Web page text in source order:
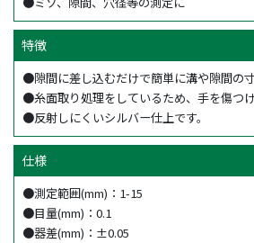
特徴
●隙間に差し込むだけで簡単に溝や隙間の寸
●糸面取り処理をしているため、手を傷つけ
●反射しにくいシルバー仕上です。
仕様
●測定範囲(mm)：1-15
●目量(mm)：0.1
●器差(mm)：±0.05